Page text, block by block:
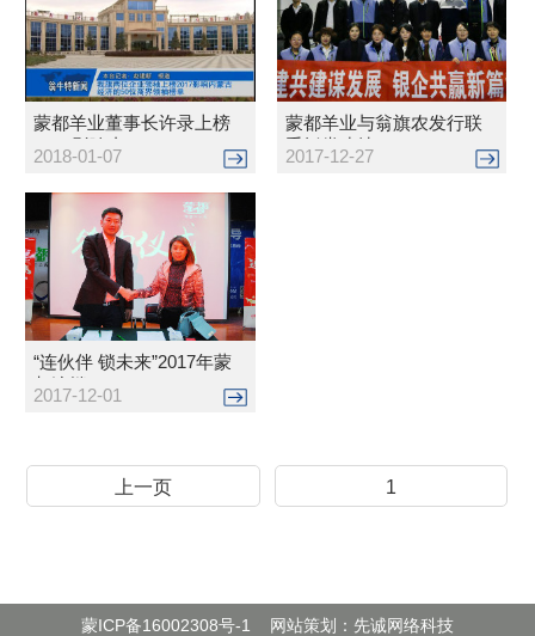
蒙都羊业董事长许录上榜
2017影响内...
2018-01-07
蒙都羊业与翁旗农发行联
手抓党建续...
2017-12-27
“连伙伴 锁未来”2017年蒙
都连锁...
2017-12-01
上一页 1
蒙ICP备16002308号-1 网站策划：先诚网络科技